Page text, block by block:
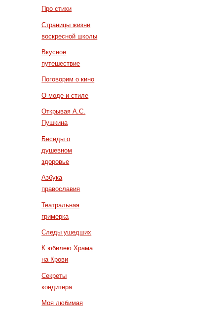
Про стихи
Страницы жизни
воскресной школы
Вкусное
путешествие
Поговорим о кино
О моде и стиле
Открывая А.С.
Пушкина
Беседы о
душевном
здоровье
Азбука
православия
Театральная
гримерка
Следы ушедших
К юбилею Храма
на Крови
Секреты
кондитера
Моя любимая